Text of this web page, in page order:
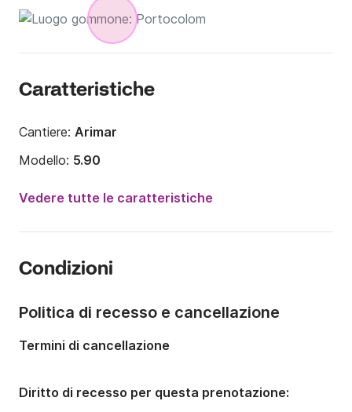
Caratteristiche
Cantiere: Arimar
Modello: 5.90
90CV
Portata massima persone:
Vedere tutte le caratteristiche
Condizioni
Politica di recesso e cancellazione
Termini di cancellazione
Diritto di recesso per questa prenotazione: